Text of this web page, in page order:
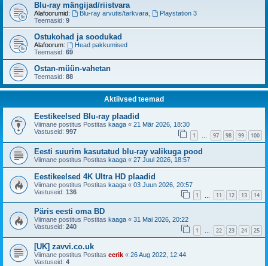
Blu-ray mängijad/riistvara
Alafoorumid: Blu-ray arvutis/tarkvara,
Playstation 3
Teemasid: 9
Ostukohad ja soodukad
Alafoorum:
Head pakkumised
Teemasid: 69
Ostan-müün-vahetan
Teemasid: 88
Aktiivsed teemad
Eestikeelsed Blu-ray plaadid
Viimane postitus Postitas kaaga « 21 Mär 2026, 18:30
Vastuseid: 997 1 … 97 98 99 100
Eesti suurim kasutatud blu-ray valikuga pood
Viimane postitus Postitas kaaga « 27 Juul 2026, 18:57
Eestikeelsed 4K Ultra HD plaadid
Viimane postitus Postitas kaaga « 03 Juun 2026, 20:57
Vastuseid: 136 1 11 12 13 14
Päris eesti oma BD
Viimane postitus Postitas kaaga « 31 Mai 2026, 20:22
Vastuseid: 240 1 … 22 23 24 25
[UK] zavvi.co.uk
Viimane postitus Postitas eerik « 26 Aug 2022, 12:44
Vastuseid: 4